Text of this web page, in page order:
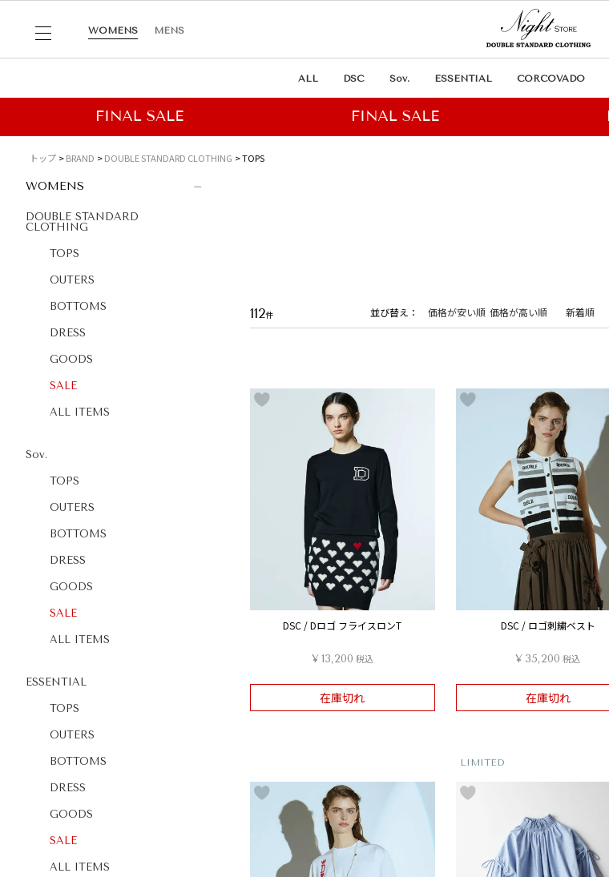
WOMENS MENS
ALL DSC Sov. ESSENTIAL CORCOVADO
トップ BRAND DOUBLE STANDARD CLOTHING TOPS
WOMENS
DOUBLE STANDARD
CLOTHING
TOPS
OUTERS
BOTTOMS
DRESS
GOODS
SALE
ALL ITEMS
Sov.
TOPS
OUTERS
BOTTOMS
DRESS
GOODS
SALE
ALL ITEMS
ESSENTIAL
TOPS
OUTERS
BOTTOMS
DRESS
GOODS
SALE
ALL ITEMS
並び替え 価格が安い順 価格が高い順 新着順
112
DSC / Dロゴ フライスロンT
¥13,200 税込
在庫切れ
DSC / ロゴ刺繍ベスト
¥ 35,200 税込
在庫切れ
LIMITED